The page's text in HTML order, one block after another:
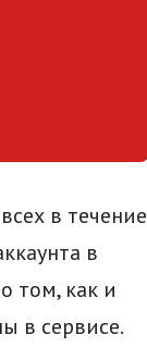
в течение
в
том, как и
в сервисе.